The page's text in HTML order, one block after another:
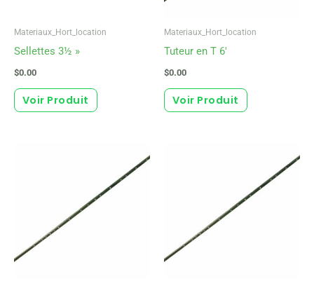
Materiaux_Hort_location
Sellettes 3½ »
$0.00
Voir Produit
Materiaux_Hort_location
Tuteur en T 6′
$0.00
Voir Produit